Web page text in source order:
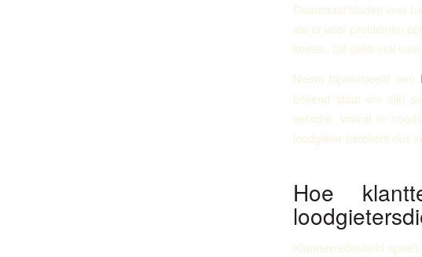
Daarnaast bieden veel
als er later problemen
kosten. Dit geldt ook
Neem bijvoorbeeld een
bekend staat om zijn
verschil, vooral in
loodgieter betekent dus
Hoe
Klanttevredenheid